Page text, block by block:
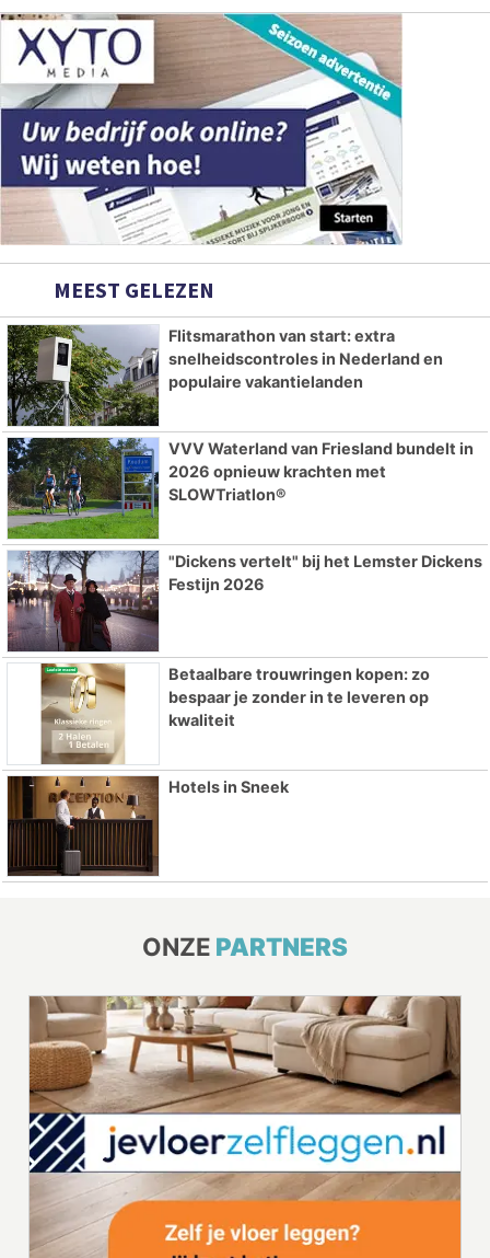
MEEST GELEZEN
Flitsmarathon van start: extra
snelheidscontroles in Nederland en
populaire vakantielanden
VVV Waterland van Friesland bundelt in
2026 opnieuw krachten met
SLOWTriatlon®
"Dickens vertelt" bij het Lemster Dickens
Festijn 2026
Betaalbare trouwringen kopen: zo
bespaar je zonder in te leveren op
kwaliteit
Hotels in Sneek
ONZE PARTNERS